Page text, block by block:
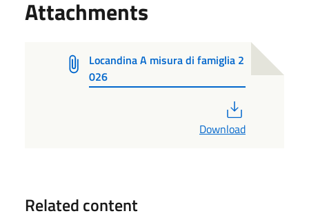
Attachments
Locandina A misura di famiglia 2
026
Download
Related content